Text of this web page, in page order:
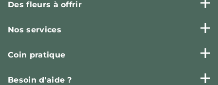
Des fleurs à offrir
Nos services
Coin pratique
Besoin d'aide ?